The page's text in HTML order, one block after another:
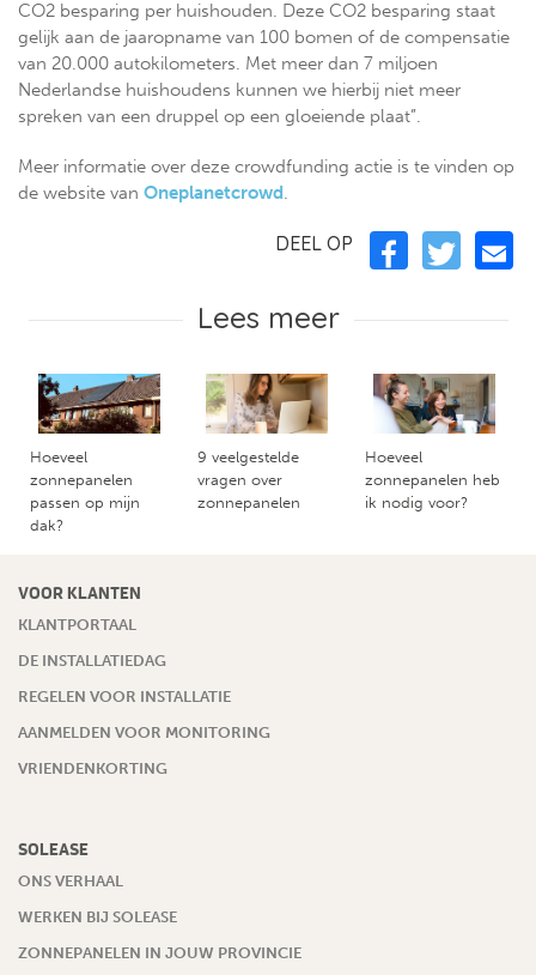
CO2 besparing per huishouden. Deze CO2 besparing staat
gelijk aan de jaaropname van 100 bomen of de compensatie
van 20.000 autokilometers. Met meer dan 7 miljoen
Nederlandse huishoudens kunnen we hierbij niet meer
spreken van een druppel op een gloeiende plaat”.
Meer informatie over deze crowdfunding actie is te vinden op
de website van Oneplanetcrowd.
DEEL OP
Lees meer
Hoeveel
zonnepanelen
passen op mijn
dak?
9 veelgestelde
vragen over
zonnepanelen
Hoeveel
zonnepanelen heb
ik nodig voor?
VOOR KLANTEN
KLANTPORTAAL
DE INSTALLATIEDAG
REGELEN VOOR INSTALLATIE
AANMELDEN VOOR MONITORING
VRIENDENKORTING
SOLEASE
ONS VERHAAL
WERKEN BIJ SOLEASE
ZONNEPANELEN IN JOUW PROVINCIE